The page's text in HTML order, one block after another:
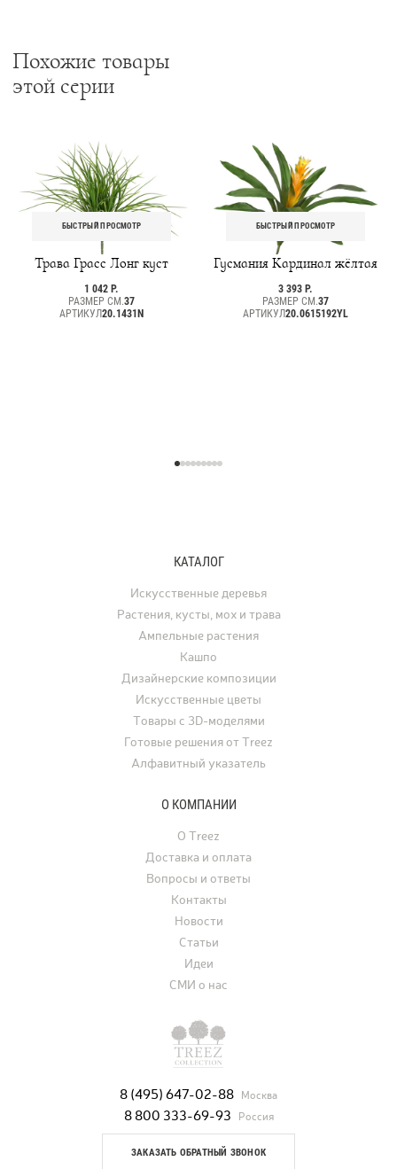
Похожие товары
этой серии
БЫСТРЫЙ ПРОСМОТР
Трава Грасс Лонг куст
1 042 Р.
РАЗМЕР СМ.37
АРТИКУЛ20.1431N
БЫСТРЫЙ ПРОСМОТР
Гусмания Кардинал жёлтая
3 393 Р.
РАЗМЕР СМ.37
АРТИКУЛ20.0615192YL
8 (495) 647-02-88 Москва
8 800 333-69-93 Россия
ЗАКАЗАТЬ ОБРАТНЫЙ ЗВОНОК
КАТАЛОГ
Искусственные деревья
Растения, кусты, мох и трава
Ампельные растения
Кашпо
Дизайнерские композиции
Искусственные цветы
Товары с 3D-моделями
Готовые решения от Treez
Алфавитный указатель
О КОМПАНИИ
О Treez
Доставка и оплата
Вопросы и ответы
Контакты
Новости
Статьи
Идеи
СМИ о нас